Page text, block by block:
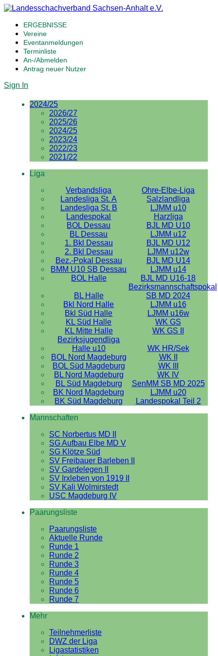
ERGEBNISSE
Vereine
Eventanmeldungen
Terminliste
An-/Abmelden
Antrag neuer Nutzer
Sign In
2024/25
2026/27
2025/26
2024/25
2023/24
2022/23
2021/22
Liga
Verbandsliga
Ohre-Elbe-Liga
Landesliga St. A
Salzlandliga
Landesliga St. B
LJMM u10
Landespokal
Harzliga
BOL Dessau
BJL MD U10
BL Dessau
LJMM u12
1. Bkl Dessau
BJL MD U12
2. Bkl Dessau
LJMM u12w
Bez.-Pokal Dessau
BJL MD U14
BMM U10 SB Dessau
LJMM u14
BOL Halle
BJL MD U16-18
BL Halle
Bezirksmannschaftspokal
SB MD 2024
Bkl Nord Halle
LJMM u16
Bkl Süd Halle
LJMM u16w
KL Süd Halle
WK GS
KL Mitte Halle
WK GS II
Bezirksjugendliga
Halle u10
WK HR/Sek
BOL Nord Magdeburg
WK II
BOL Süd Magdeburg
WK III
BL Nord Magdeburg
WK IV
BL Süd Magdeburg
SenMM SB MD 2025
BK Nord Magdeburg
LJMM u20
BK Süd Magdeburg
Landespokal Teil 2
Mannschaften
SC Norbertus MD II
SG Aufbau Elbe MD V
SG Klötze Süd
SV Freibauer Barleben II
SV Gardelegen II
SV Irxleben von 1919 II
SV Kali Wolmirstedt
USC Magdeburg IV
Paarungsliste
Paarungsliste
Aktuelle Runde
Runde 1
Runde 2
Runde 3
Runde 4
Runde 5
Runde 6
Runde 7
Mehr
Teilnehmerliste
DWZ der Liga
Ligastatistiken